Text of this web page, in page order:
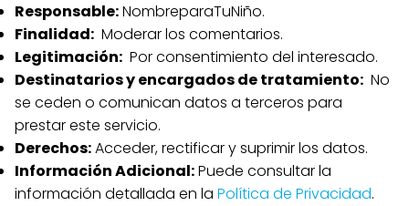
Responsable:NombreparaTuNiño.
Finalidad: Moderar los comentarios.
Legitimación: Por consentimiento del interesado.
Destinatarios y encargados de tratamiento: No
se ceden o comunican datos a terceros para
prestar este servicio.
Derechos:Acceder, rectificar y suprimir los datos.
Información Adicional:Puede consultar la
información detallada en la Política de Privacidad.